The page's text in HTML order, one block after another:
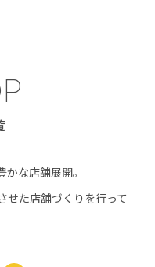
な店舗展開。
せた店舗づくりを行って